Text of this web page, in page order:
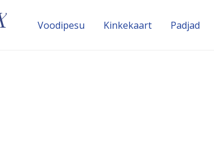
Voodipesu Kinke­kaart Padjad